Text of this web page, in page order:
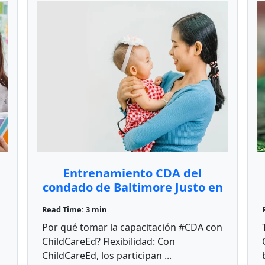
Entrenamiento CDA del
condado de Baltimore Justo en
Read Time: 3 min
Por qué tomar la capacitación #CDA con
ChildCareEd? Flexibilidad: Con
ChildCareEd, los participan ...